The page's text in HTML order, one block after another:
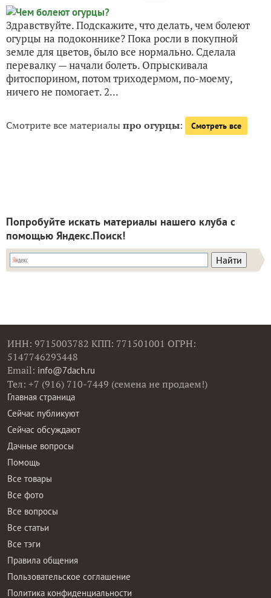
Здравствуйте. Подскажите, что делать, чем болеют
огурцы на подоконнике? Пока росли в покупной
земле для цветов, было все нормально. Сделала
перевалку — начали болеть. Опрыскивала
фитоспорином, потом триходермом, по-моему,
ничего не помогает. 2...
Смотрите все материалыпро огурцы: Смотреть все
Попробуйте искать материалы нашего клуба с
помощью Яндекс.Поиск!
ИНН: 9715003782 КПП: 771501001 ОГРН:
5147746293448
Email: info@7dach.ru
Тел: +7 (916) 710-7449 (семена не продаем!)
Главная страница
Сейчас публикуют
Сейчас обсуждают
Дачные вопросы
Помощь
Все товары
Все фото
Все вопросы
Все статьи
Все тэги
Правила общения
Пользовательское соглашение
Политика конфиденциальности